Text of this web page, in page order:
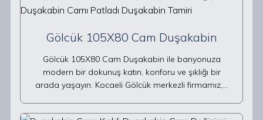
Gölcük 105X80 Cam Duşakabin
Gölcük 105X80 Cam Duşakabin ile banyonuza
modern bir dokunuş katın, konforu ve şıklığı bir
arada yaşayın. Kocaeli Gölcük merkezli firmamız,…